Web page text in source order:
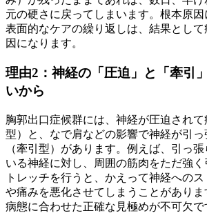
元の硬さに戻ってしまいます。根本原
表面的なケアの繰り返しは、結果とし
因になります。
理由2：神経の「圧迫」と「牽引
いから
胸郭出口症候群には、神経が圧迫され
型）と、なで肩などの影響で神経が引
（牽引型）があります。例えば、引っ
いる神経に対し、周囲の筋肉をただ強
トレッチを行うと、かえって神経への
や痛みを悪化させてしまうことがあり
病態に合わせた正確な見極めが不可欠で